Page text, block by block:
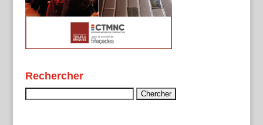
Rechercher